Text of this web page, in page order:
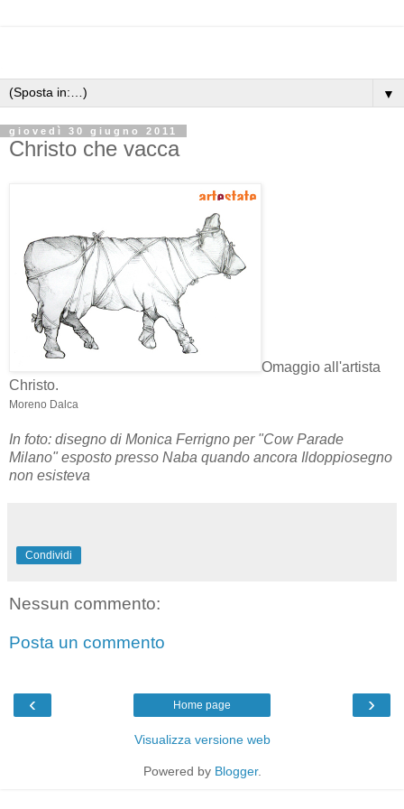
▼
giovedì 30 giugno 2011
Christo che vacca
Omaggio all'artista
Christo.
Moreno Dalca
In foto: disegno di Monica Ferrigno per "Cow Parade
Milano" esposto presso Naba quando ancora Ildoppiosegno
non esisteva
Condividi
Nessun commento:
Posta un commento
‹ ›
Home page
Visualizza versione web
Powered by Blogger.